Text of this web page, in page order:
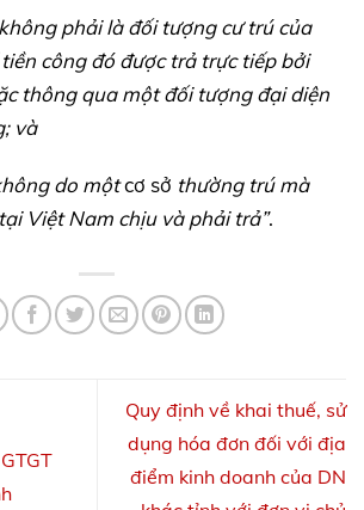
phải là đối tượng cư trú của
công đó được trả trực tiếp bởi
thông qua một đối tượng đại diện
và
do mộtcơ sở thường trú mà
Việt Nam chịu và phải trả”.
Quy định về khai thuế, sử
dụng hóa đơn đối với địa
điểm kinh doanh của DN